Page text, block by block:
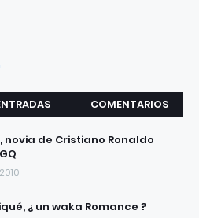
COMENTARIOS
novia de Cristiano Ronaldo
¿ un waka Romance ?